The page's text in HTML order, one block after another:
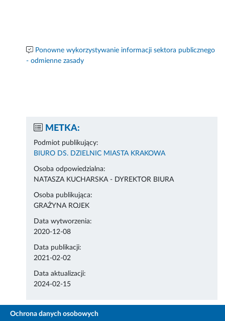
Ponowne wykorzystywanie informacji sektora publicznego
- odmienne zasady
METKA:
Podmiot publikujący:
BIURO DS. DZIELNIC MIASTA KRAKOWA
Osoba odpowiedzialna:
NATASZA KUCHARSKA - DYREKTOR BIURA
Osoba publikująca:
GRAŻYNA ROJEK
Data wytworzenia:
2020-12-08
Data publikacji:
2021-02-02
Data aktualizacji:
2024-02-15
Ochrona danych osobowych